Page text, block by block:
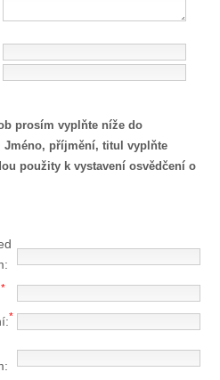
prosím vyplňte níže do
příjmění, titul vyplňte
použity k vystavení osvědčení o
*
*